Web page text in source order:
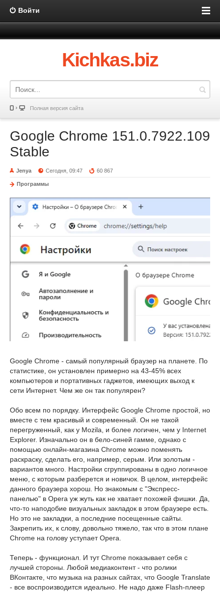
Войти
Kichkas.biz
Полная версия сайта
Google Chrome 151.0.7922.109
Stable
Jenya Сегодня, 09:47 60 867
Программы
Google Chrome - самый популярный браузер на планете. По
статистике, он установлен примерно на 43-45% всех
компьютеров и портативных гаджетов, имеющих выход к
сети Интернет. Чем же он так популярен?
Обо всем по порядку. Интерфейс Google Chrome простой, но
вместе с тем красивый и современный. Он не такой
перегруженный, как у Mozila, и более логичен, чем у Internet
Explorer. Изначально он в бело-синей гамме, однако с
помощью онлайн-магазина Chrome можно поменять
раскраску, сделать его, например, серым. Или золотым -
вариантов много. Настройки сгруппированы в одно логичное
меню, с которым разберется и новичок. В целом, интерфейс
данного браузера хорош. Но знакомым с "Экспресс-
панелью" в Opera уж жуть как не хватает похожей фишки. Да,
что-то наподобие визуальных закладок в этом браузере есть.
Но это не закладки, а последние посещенные сайты.
Закрепить их, к слову, довольно тяжело, так что в этом плане
Chrome на голову уступает Opera.
Теперь - функционал. И тут Chrome показывает себя с
лучшей стороны. Любой медиаконтент - что ролики
ВКонтакте, что музыка на разных сайтах, что Google Translate
- все воспроизводится идеально. Не надо даже Flash-плеер